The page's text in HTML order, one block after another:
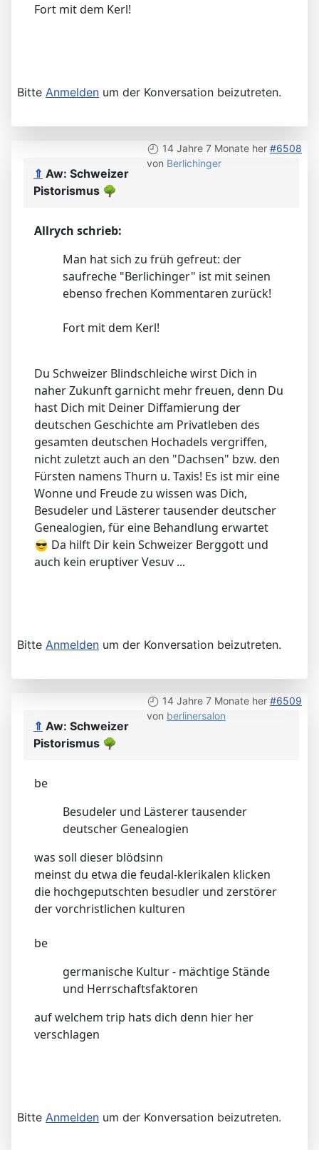
Fort mit dem Kerl!
Bitte Anmelden um der Konversation beizutreten.
14 Jahre 7 Monate her #6508
von Berlichinger
⇑ Aw: Schweizer
Pistorismus 🌳
Allrych schrieb:
Man hat sich zu früh gefreut: der
saufreche "Berlichinger" ist mit seinen
ebenso frechen Kommentaren zurück!
Fort mit dem Kerl!
Du Schweizer Blindschleiche wirst Dich in
naher Zukunft garnicht mehr freuen, denn Du
hast Dich mit Deiner Diffamierung der
deutschen Geschichte am Privatleben des
gesamten deutschen Hochadels vergriffen,
nicht zuletzt auch an den "Dachsen" bzw. den
Fürsten namens Thurn u. Taxis! Es ist mir eine
Wonne und Freude zu wissen was Dich,
Besudeler und Lästerer tausender deutscher
Genealogien, für eine Behandlung erwartet
Da hilft Dir kein Schweizer Berggott und
auch kein eruptiver Vesuv ...
Bitte Anmelden um der Konversation beizutreten.
14 Jahre 7 Monate her #6509
von berlinersalon
⇑ Aw: Schweizer
Pistorismus 🌳
be
Besudeler und Lästerer tausender
deutscher Genealogien
was soll dieser blödsinn
meinst du etwa die feudal-klerikalen klicken
die hochgeputschten besudler und zerstörer
der vorchristlichen kulturen
be
germanische Kultur - mächtige Stände
und Herrschaftsfaktoren
auf welchem trip hats dich denn hier her
verschlagen
Bitte Anmelden um der Konversation beizutreten.